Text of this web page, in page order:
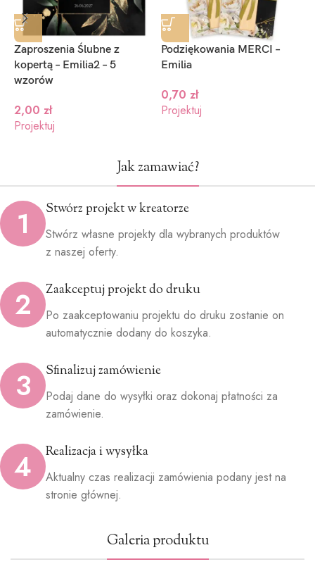
Zaproszenia Ślubne z
kopertą – Emilia2 – 5
wzorów
2,00 zł
Projektuj
Podziękowania MERCI –
Emilia
0,70 zł
Projektuj
Jak zamawiać?
1 Stwórz projekt w kreatorze
Stwórz własne projekty dla wybranych produktów
z naszej oferty.
2 Zaakceptuj projekt do druku
Po zaakceptowaniu projektu do druku zostanie on
automatycznie dodany do koszyka.
3 Sfinalizuj zamówienie
Podaj dane do wysyłki oraz dokonaj płatności za
zamówienie.
4 Realizacja i wysyłka
Aktualny czas realizacji zamówienia podany jest na
stronie głównej.
Galeria produktu